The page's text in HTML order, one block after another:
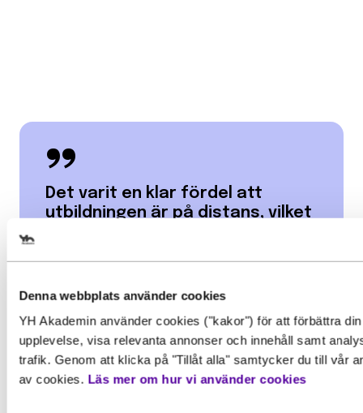
Denna webbplats använder cookies
YH Akademin använder cookies ("kakor") för att förbättra din
upplevelse, visa relevanta annonser och innehåll samt
trafik. Genom att klicka på "Tillåt alla" samtycker du till vår
av cookies. Läs mer om hur vi använder cookies
Det varit en klar fördel att
utbildningen är på distans, vilket
dess förutsättningar.
Bernard Marusic